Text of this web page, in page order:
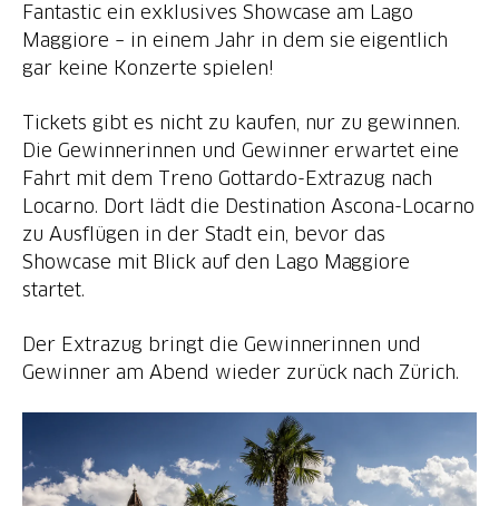
Fantastic ein exklusives Showcase am Lago
Maggiore – in einem Jahr in dem sie eigentlich
gar keine Konzerte spielen!
Tickets gibt es nicht zu kaufen, nur zu gewinnen.
Die Gewinnerinnen und Gewinner erwartet eine
Fahrt mit dem Treno Gottardo-Extrazug nach
Locarno. Dort lädt die Destination Ascona-Locarno
zu Ausflügen in der Stadt ein, bevor das
Showcase mit Blick auf den Lago Maggiore
startet.
Der Extrazug bringt die Gewinnerinnen und
Gewinner am Abend wieder zurück nach Zürich.